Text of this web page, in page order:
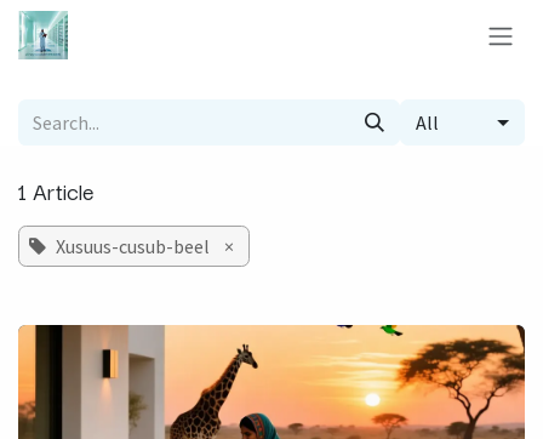
Skip to Content
All
1 Article
Xusuus-cusub-beel ×